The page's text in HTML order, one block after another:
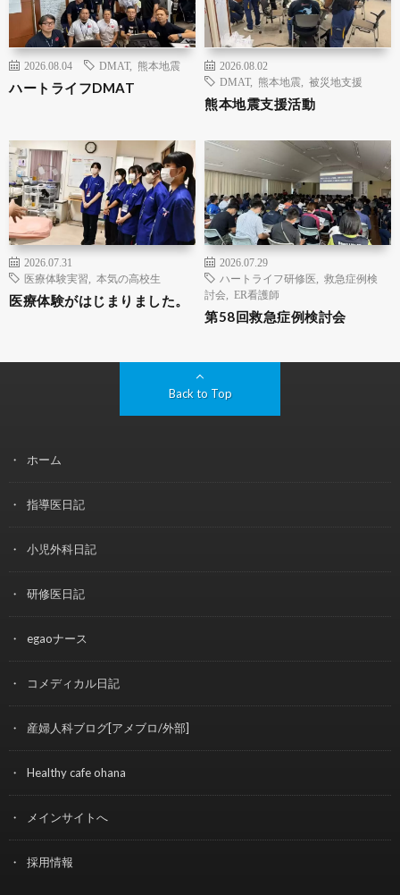
2026.08.04 DMAT, 熊本地震
ハートライフDMAT
2026.08.02
DMAT, 熊本地震 被災地支援
熊本地震支援活動
2026.07.31
医療体験実習
本気の高校生
医療体験がはじまりました。
2026.07.29
ハートライフ研修医
救急症例検
討会
ER看護師
第58回救急症例検討会
Back to Top
ホーム
指導医日記
小児外科日記
研修医日記
egaoナース
コメディカル日記
産婦人科ブログ[アメブロ/外部]
Healthy cafe ohana
メインサイトへ
採用情報